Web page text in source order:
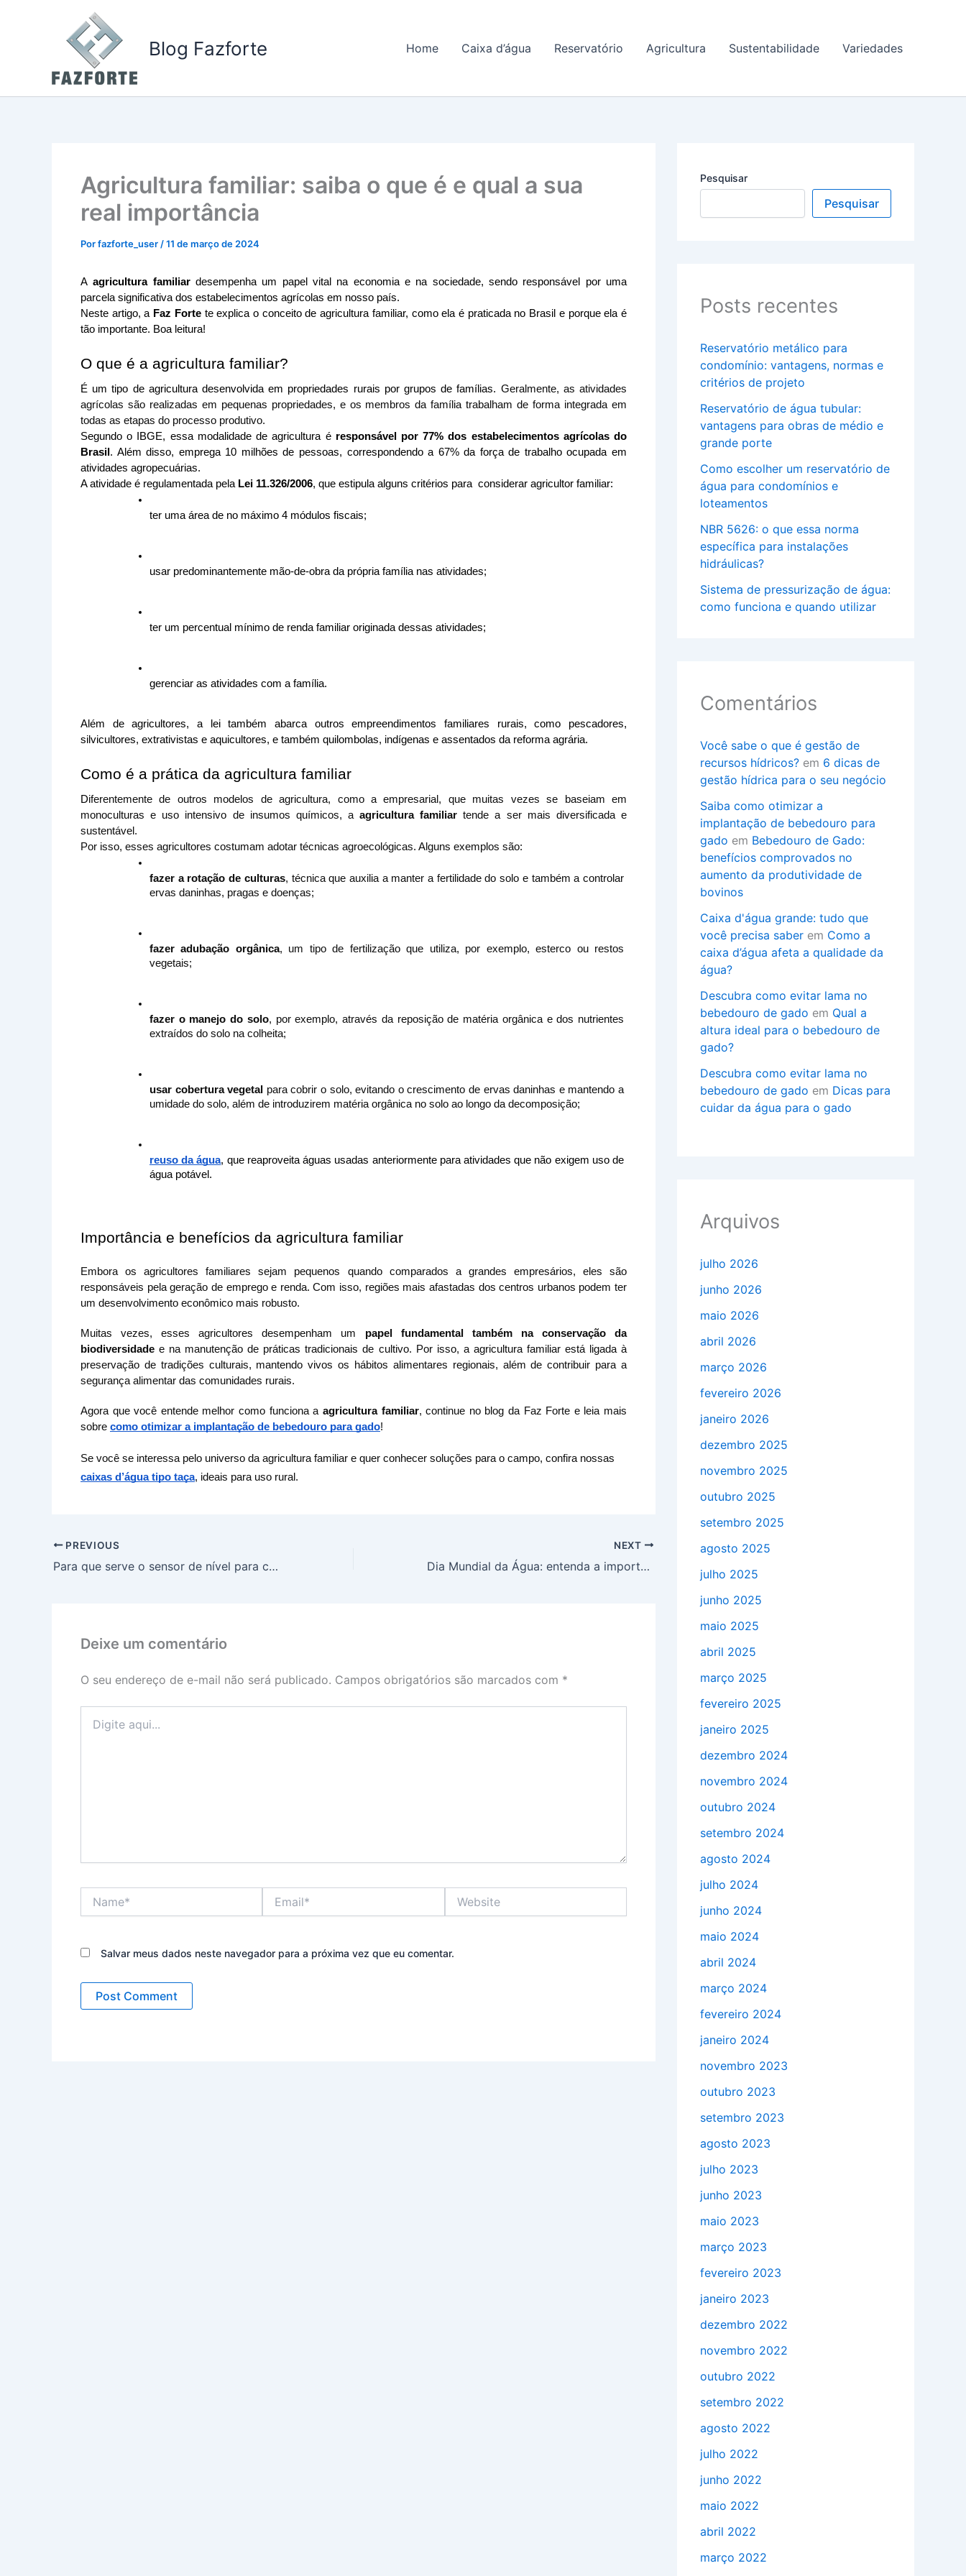
Blog Fazforte Home Caixa d’água Reservatório Agricultura Sustentabilidade Variedades
Agricultura familiar: saiba o que é e qual a sua
real importância
Porfazforte_user /11 de março de 2024
A agricultura familiar desempenha um papel vital na economia e na sociedade, sendo responsável por uma
parcela significativa dos estabelecimentos agrícolas em nosso país.
Neste artigo, a Faz Forte te explica o conceito de agricultura familiar, como ela é praticada no Brasil e porque ela é
tão importante. Boa leitura!
O que é a agricultura familiar?
É um tipo de agricultura desenvolvida em propriedades rurais por grupos de famílias. Geralmente, as atividades
agrícolas são realizadas em pequenas propriedades, e os membros da família trabalham de forma integrada em
todas as etapas do processo produtivo.
Segundo o IBGE, essa modalidade de agricultura é responsável por 77% dos estabelecimentos agrícolas do
Brasil . Além disso, emprega 10 milhões de pessoas, correspondendo a 67% da força de trabalho ocupada em
atividades agropecuárias.
A atividade é regulamentada pela Lei 11.326/2006, que estipula alguns critérios para  considerar agricultor familiar:
ter uma área de no máximo 4 módulos fiscais;
usar predominantemente mão-de-obra da própria família nas atividades;
ter um percentual mínimo de renda familiar originada dessas atividades;
gerenciar as atividades com a família.
Além de agricultores, a lei também abarca outros empreendimentos familiares rurais, como pescadores,
silvicultores, extrativistas e aquicultores, e também quilombolas, indígenas e assentados da reforma agrária.
Como é a prática da agricultura familiar
Diferentemente de outros modelos de agricultura, como a empresarial, que muitas vezes se baseiam em
monoculturas e uso intensivo de insumos químicos, a agricultura familiar tende a ser mais diversificada e
sustentável.
Por isso, esses agricultores costumam adotar técnicas agroecológicas. Alguns exemplos são:
fazer a rotação de culturas, técnica que auxilia a manter a fertilidade do solo e também a controlar
ervas daninhas, pragas e doenças;
fazer adubação orgânica, um tipo de fertilização que utiliza, por exemplo, esterco ou restos
vegetais;
fazer o manejo do solo, por exemplo, através da reposição de matéria orgânica e dos nutrientes
extraídos do solo na colheita;
usar cobertura vegetal para cobrir o solo, evitando o crescimento de ervas daninhas e mantendo a
umidade do solo, além de introduzirem matéria orgânica no solo ao longo da decomposição;
reuso da água, que reaproveita águas usadas anteriormente para atividades que não exigem uso de
água potável.
Importância e benefícios da agricultura familiar
Embora os agricultores familiares sejam pequenos quando comparados a grandes empresários, eles são
responsáveis pela geração de emprego e renda. Com isso, regiões mais afastadas dos centros urbanos podem ter
um desenvolvimento econômico mais robusto.
Muitas vezes, esses agricultores desempenham um papel fundamental também na conservação da
biodiversidade e na manutenção de práticas tradicionais de cultivo. Por isso, a agricultura familiar está ligada à
preservação de tradições culturais, mantendo vivos os hábitos alimentares regionais, além de contribuir para a
segurança alimentar das comunidades rurais.
Agora que você entende melhor como funciona a agricultura familiar, continue no blog da Faz Forte e leia mais
sobre como otimizar a implantação de bebedouro para gado!
Se você se interessa pelo universo da agricultura familiar e quer conhecer soluções para o campo, confira nossas
caixas d’água tipo taça, ideais para uso rural.
PREVIOUS
Para que serve o sensor de nível para caixa d’água? Entenda aqui!
NEXT
Dia Mundial da Água: entenda a importância do recurso e como economizá-lo
Deixe um comentário
O seu endereço de e-mail não será publicado. Campos obrigatórios são marcados com *
aqui...
Salvar meus dados neste navegador para a próxima vez que eu comentar.
Pesquisar
Pesquisar
Posts recentes
Reservatório metálico para
condomínio: vantagens, normas e
critérios de projeto
Reservatório de água tubular:
vantagens para obras de médio e
grande porte
Como escolher um reservatório de
água para condomínios e
loteamentos
NBR 5626: o que essa norma
específica para instalações
hidráulicas?
Sistema de pressurização de água:
como funciona e quando utilizar
Comentários
Você sabe o que é gestão de
recursos hídricos? em 6 dicas de
gestão hídrica para o seu negócio
Saiba como otimizar a
implantação de bebedouro para
gado em Bebedouro de Gado:
benefícios comprovados no
aumento da produtividade de
bovinos
Caixa d'água grande: tudo que
você precisa saber em Como a
caixa d’água afeta a qualidade da
água?
Descubra como evitar lama no
bebedouro de gado em Qual a
altura ideal para o bebedouro de
gado?
Descubra como evitar lama no
bebedouro de gado em Dicas para
cuidar da água para o gado
Arquivos
julho 2026
junho 2026
maio 2026
abril 2026
março 2026
fevereiro 2026
janeiro 2026
dezembro 2025
novembro 2025
outubro 2025
setembro 2025
agosto 2025
julho 2025
junho 2025
maio 2025
abril 2025
março 2025
fevereiro 2025
janeiro 2025
dezembro 2024
novembro 2024
outubro 2024
setembro 2024
agosto 2024
julho 2024
junho 2024
maio 2024
abril 2024
março 2024
fevereiro 2024
janeiro 2024
novembro 2023
outubro 2023
setembro 2023
agosto 2023
julho 2023
junho 2023
maio 2023
março 2023
fevereiro 2023
janeiro 2023
dezembro 2022
novembro 2022
outubro 2022
setembro 2022
agosto 2022
julho 2022
junho 2022
maio 2022
abril 2022
março 2022